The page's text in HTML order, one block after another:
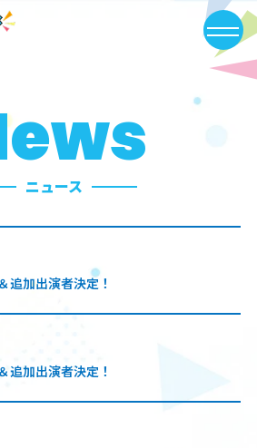
ニュース
追加出演者決定！
追加出演者決定！